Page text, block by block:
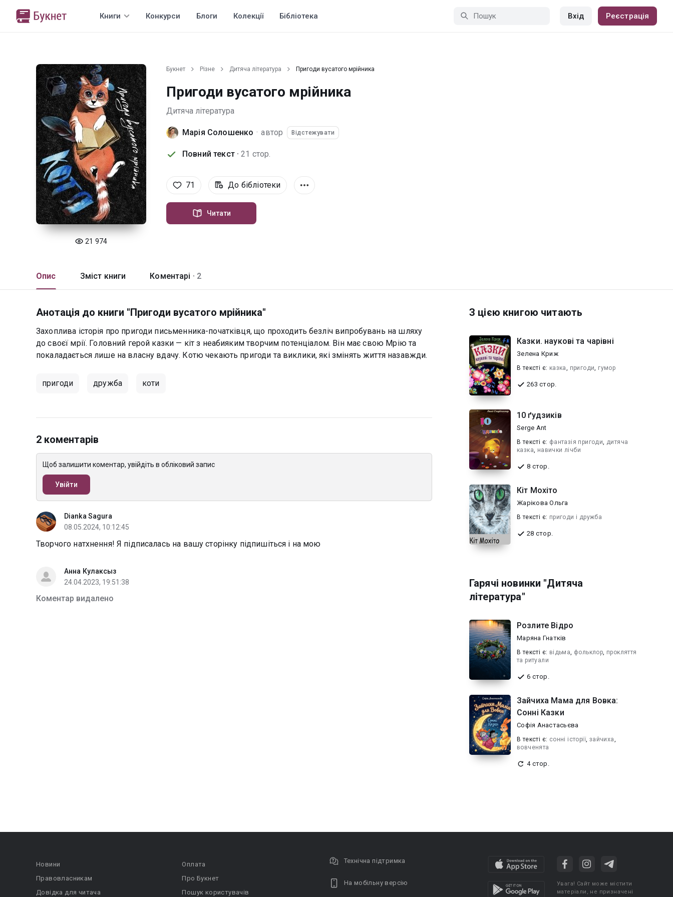
Книги Конкурси Блоги Колекції Бібліотека Вхід Реєстрація
21 974
Букнет Різне Дитяча література Пригоди вусатого мрійника
Пригоди вусатого мрійника
Дитяча література
Марія Солошенко · автор Відстежувати
Повний текст · 21 стор.
71 До бібліотеки
Читати
Опис Зміст книги Коментарі · 2
Анотація до книги "Пригоди вусатого мрійника"
Захоплива історія про пригоди письменника-початківця, що проходить безліч випробувань на шляху
до своєї мрії. Головний герой казки — кіт з неабияким творчим потенціалом. Він має свою Мрію та
покаладається лише на власну вдачу. Котю чекають пригоди та виклики, які змінять життя назавжди.
пригоди дружба коти
2 коментарів
Щоб залишити коментар, увійдіть в обліковий запис
Увійти
Dianka Sagura
08.05.2024, 10:12:45
Творчого натхнення! Я підписалась на вашу сторінку підпишіться і на мою
Анна Кулаксыз
24.04.2023, 19:51:38
Коментар видалено
З цією книгою читають
Казки. наукові та чарівні
Зелена Криж
В текcті є: казка, пригоди, гумор
263 стор.
10 ґудзиків
Serge Ant
В текcті є: фантазія пригоди, дитяча
казка, навички лічби
8 стор.
Кіт Мохіто
Жарікова Ольга
В текcті є: пригоди і дружба
28 стор.
Гарячі новинки "Дитяча
література"
Розлите Відро
Маряна Гнатків
В текcті є: відьма, фольклор, прокляття
та ритуали
6 стор.
Зайчиха Мама для Вовка:
Сонні Казки
Софія Анастасьєва
В текcті є: сонні історії, зайчиха,
вовченята
4 стор.
Новини
Правовласникам
Довідка для читача
Оплата
Про Букнет
Пошук користувачів
Технічна підтримка
На мобільну версію
Увага! Сайт може містити
матеріали, не призначені